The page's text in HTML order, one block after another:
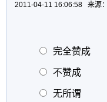
2011-04-11 16:06:58 来源：
完全赞成
不赞成
无所谓